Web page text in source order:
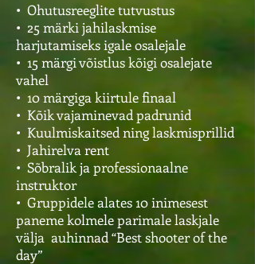
• Ohutusreeglite tutvustus
• 25 märki jahilaskmise
harjutamiseks igale osalejale
• 15 märgi võistlus kõigi osalejate
vahel
• 10 märgiga kiirtule finaal
• Kõik vajaminevad padrunid
• Kuulmiskaitsed ning laskmisprillid
• Jahirelva rent
• Sõbralik ja professionaalne
instruktor
• Gruppidele alates 10 inimesest
paneme kolmele parimale laskjale
välja auhinnad “Best shooter of the
day”